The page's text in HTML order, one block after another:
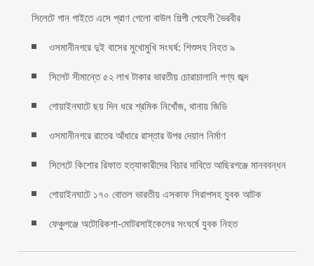
সিলেটে গান গাইতে এসে প্রাণ গেলো বাউল শিল্পী পেহেলী ভৈরবীর
ওসমানীনগরে দুই বাসের মুখোমুখি সংঘর্ষ: শিশুসহ নিহত ৯
সিলেট সীমান্তে ৫২ লাখ টাকার ভারতীয় চোরাচালানি পণ্য জব্দ
গোয়াইনঘাটে ছয় দিন ধরে শ্রমিক নিখোঁজ, থানায় জিডি
ওসমানীনগরে রাতের আঁধারে রাস্তার উপর দেয়াল নির্মাণ
সিলেটে কিশোর রিফাত হত্যাকারীদের বিচার দাবিতে আছিরগঞ্জে মানববন্ধন
গোয়াইনঘাটে ১৭০ বোতল ভারতীয় এসকাফ সিরাপসহ যুবক আটক
ফেঞ্চুগঞ্জে অটোরিকশা-মোটরসাইকেলের সংঘর্ষে যুবক নিহত